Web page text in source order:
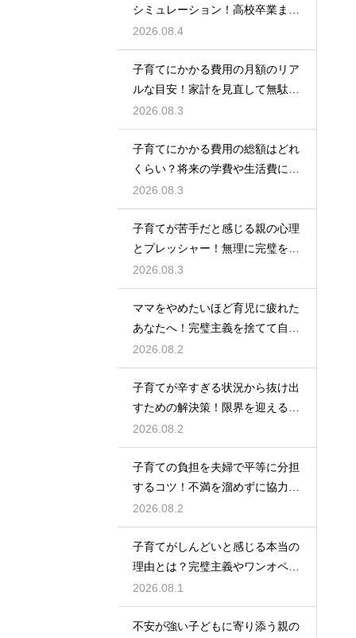
シミュレーション！高校卒業まで
の教育資金を賢く準備して経済的
な不安を解消する
2026.08.4
子育てにかかる費用の月額のリア
ルな目安！家計を見直して無駄な
出費を抑えながら無理なく育児を
するための計画術
2026.08.3
子育てにかかる費用の総額はどれ
くらい？将来の学費や生活費に備
えて今から計画的に貯金をして教
育資金を準備する術
2026.08.3
子育てが苦手だと感じる親の心理
とプレッシャー！無理に完璧を目
指さずに自分らしいペースで育児
をするためのヒント
2026.08.3
ママをやめたいほど育児に疲れた
あなたへ！完璧主義を捨てて自分
自身を大切にしながら心に余裕を
取り戻すための方法
2026.08.2
子育てが辛すぎる状況から抜け出
すための解決策！限界を迎える前
に試してほしいストレス解消法と
頼れるサポート
2026.08.2
子育ての負担を夫婦で平等に分担
するコツ！不満を溜めずに協力し
て育児を乗り切るための上手なコ
ミュニケーション
2026.08.2
子育てがしんどいと感じる本当の
理由とは？完璧主義やワンオペの
負担を手放して自分らしく育児を
楽しむためのヒント
2026.08.1
不安が強い子どもに寄り添う親の